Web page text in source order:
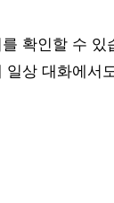
확인할 수
상 대화에서